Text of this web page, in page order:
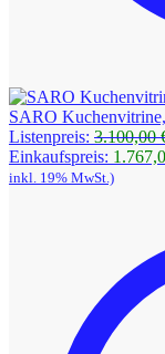
SARO
Listenpreis: 3.100,00
Einkaufspreis:
inkl. 19% MwSt.)